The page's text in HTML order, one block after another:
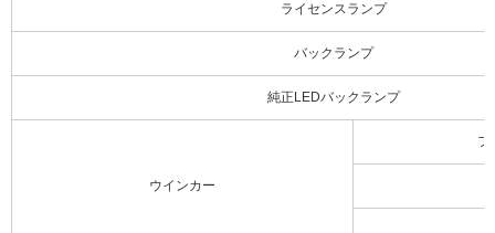
ライセンスランプ
バックランプ
純正LEDバックランプ
ウインカー
フ